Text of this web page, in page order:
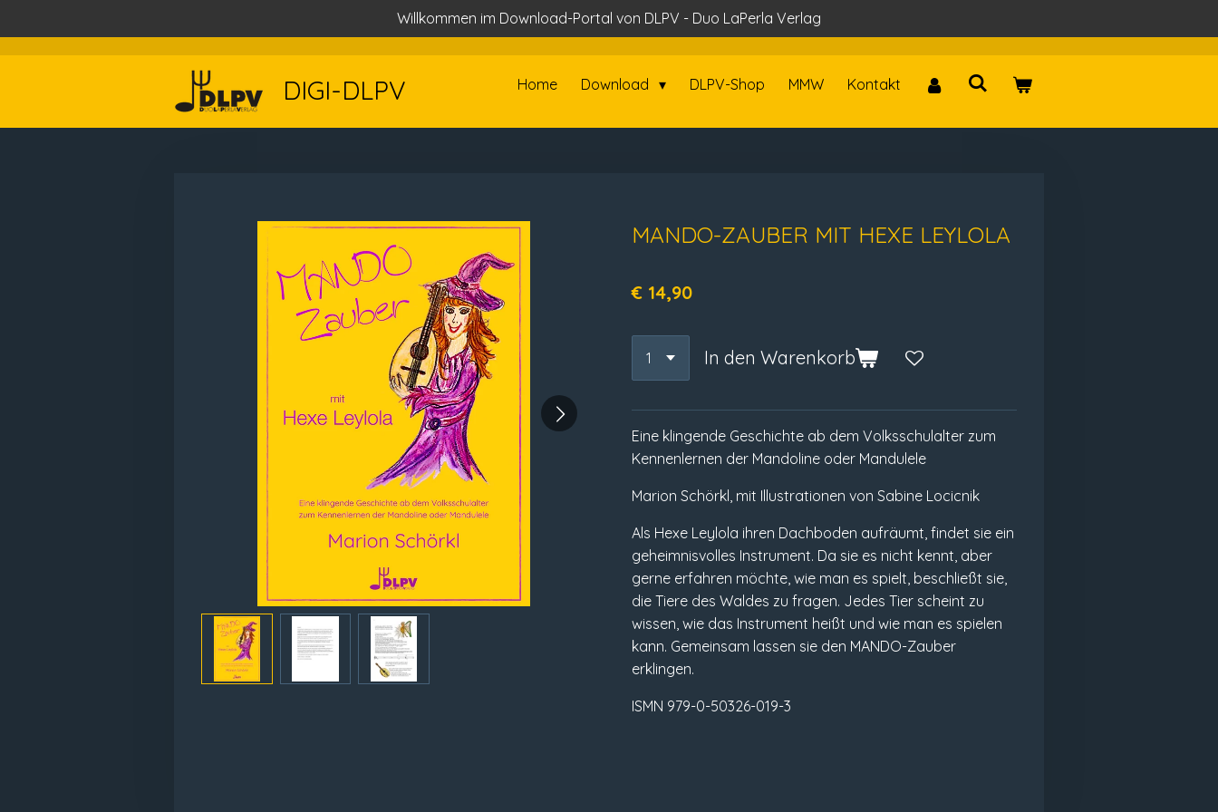
Hauptinhalt
Willkommen im Download-Portal von DLPV - Duo LaPerla Verlag
DIGI-DLPV Home Download DLPV-Shop MMW Kontakt
MANDO-ZAUBER MIT HEXE LEYLOLA
€ 14,90
In den Warenkorb
Eine klingende Geschichte ab dem Volksschulalter zum
Kennenlernen der Mandoline oder Mandulele
Marion Schörkl, mit Illustrationen von Sabine Locicnik
Als Hexe Leylola ihren Dachboden aufräumt, findet sie ein
geheimnisvolles Instrument. Da sie es nicht kennt, aber
gerne erfahren möchte, wie man es spielt, beschließt sie,
die Tiere des Waldes zu fragen. Jedes Tier scheint zu
wissen, wie das Instrument heißt und wie man es spielen
kann. Gemeinsam lassen sie den MANDO-Zauber
erklingen.
ISMN 979-0-50326-019-3